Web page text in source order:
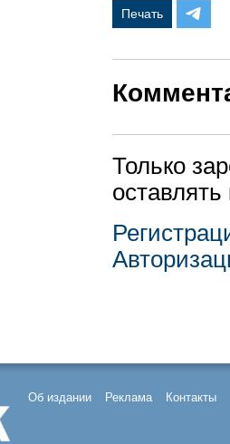
Печать
Только
Об издании Реклама Контакты